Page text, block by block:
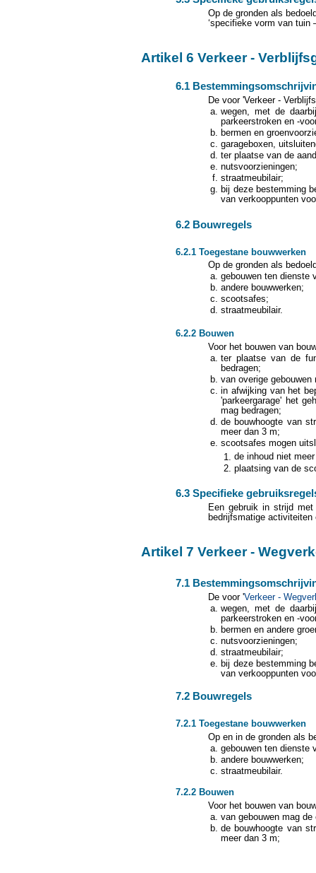
Op de gronden als
‘specifieke vorm van tuin
Artikel 6 Verkeer -
6.1
De voor 'Verkeer -
wegen, met de
parkeerstroken en -
bermen en
garageboxen,
ter plaatse van de
nutsvoorzieningen;
straatmeubilair;
bij deze bestemming
van verkooppunten
6.2 Bouwregels
6.2.1 Toegestane bouwwerken
Op de gronden als
gebouwen ten dienste
andere bouwwerken;
scootsafes;
straatmeubilair.
6.2.2 Bouwen
Voor het bouwen van
ter plaatse van de
bedragen;
van overige
in afwijking van het
'parkeergarage' het
mag bedragen;
de bouwhoogte van
meer dan 3 m;
scootsafes mogen
de inhoud niet
plaatsing van de
6.3 Specifieke
Een gebruik in strijd
bedrijfsmatige
Artikel 7 Verkeer -
7.1
De voor 'Verkeer -
wegen, met de
parkeerstroken en -
bermen en andere
nutsvoorzieningen;
straatmeubilair;
bij deze bestemming
van verkooppunten
7.2 Bouwregels
7.2.1 Toegestane bouwwerken
Op en in de gronden als
gebouwen ten dienste
andere bouwwerken;
straatmeubilair.
7.2.2 Bouwen
Voor het bouwen van
van gebouwen mag
de bouwhoogte van
meer dan 3 m;